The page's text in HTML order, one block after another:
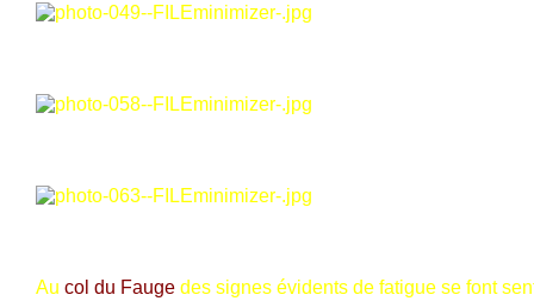
Au col du Fauge des signes évidents de fatigue se font